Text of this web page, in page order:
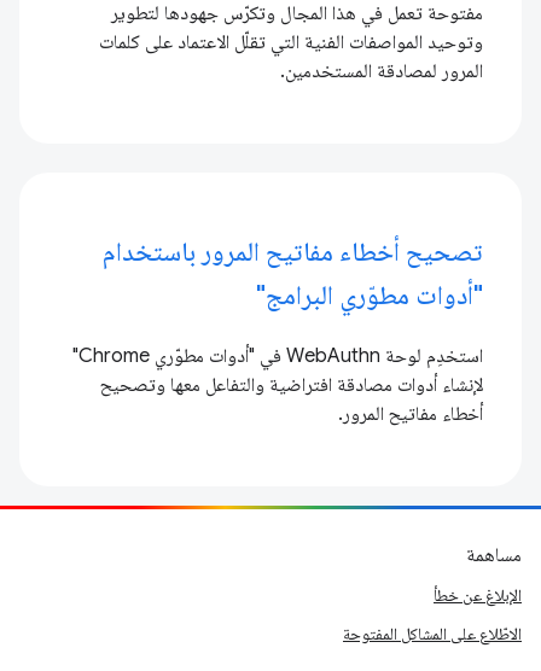
مفتوحة تعمل في هذا المجال وتكرّس جهودها لتطوير
وتوحيد المواصفات الفنية التي تقلّل الاعتماد على كلمات
المرور لمصادقة المستخدمين.
تصحيح أخطاء مفاتيح المرور باستخدام
"أدوات مطوّري البرامج"
استخدِم لوحة WebAuthn في "أدوات مطوّري Chrome"
لإنشاء أدوات مصادقة افتراضية والتفاعل معها وتصحيح
أخطاء مفاتيح المرور.
مساهمة
الإبلاغ عن خطأ
الاطّلاع على المشاكل المفتوحة